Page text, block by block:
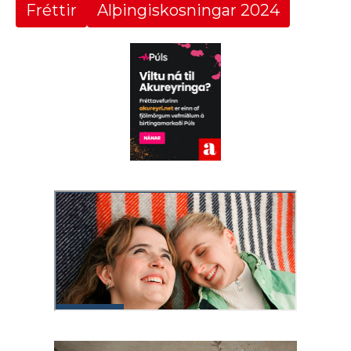
Fréttir Alþingiskosningar 2024